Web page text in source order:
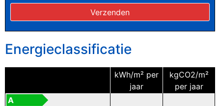
Energieclassificatie
kWh/m² per
jaar
kgCO2/m²
per jaar
A